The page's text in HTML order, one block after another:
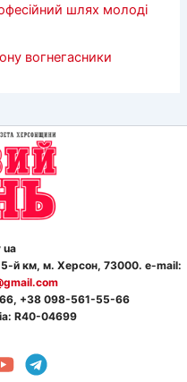
шлях молоді
вогнегасники
ua
й км, м. Херсон, 73000. e-mail:
+38 098-561-55-66
R40-04699